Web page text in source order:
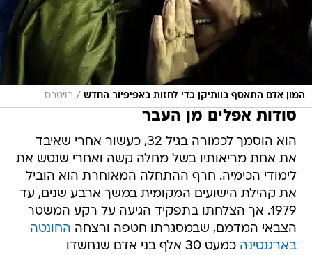
המון אדם התאסף בוותיקן כדי לחזות באפיפיור החדש / רויטרס
סודות אפלים מן העבר
הוא הוסמך לכמורה בגיל 32, כעשור אחרי שאיבד
את אחת מריאותיו בשל מחלה קשה ואחרי שנטש את
לימודי הכימיה. חרף ההתחלה המאוחרת הוא הוביל
את קהילת הישועים המקומית במשך ארבע שנים, עד
1979. אך הצלחתו בתפקיד הגיעה על רקע המשטר
הצבאי המדמם, שבמסגרתו חטפה ורצחה החונטה
בארגנטינה
כמעט 30 אלף בני אדם שנחשדו